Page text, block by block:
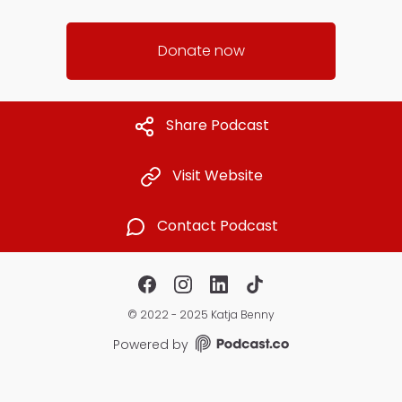
Donate now
Share Podcast
Visit Website
Contact Podcast
© 2022 - 2025 Katja Benny
Powered by